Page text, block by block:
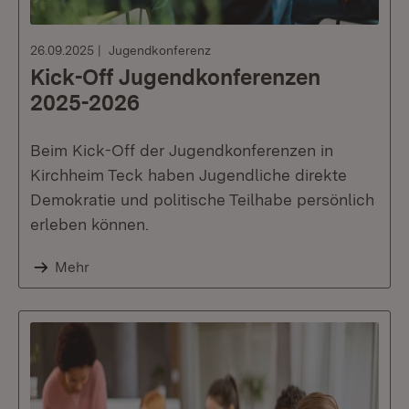
26.09.2025 Jugendkonferenz
Kick-Off Jugendkonferenzen
2025-2026
Beim Kick-Off der Jugendkonferenzen in
Kirchheim Teck haben Jugendliche direkte
Demokratie und politische Teilhabe persönlich
erleben können.
Mehr